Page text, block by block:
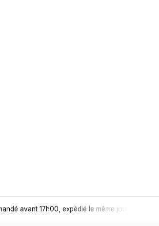
avant 17h00, expédié le même jour